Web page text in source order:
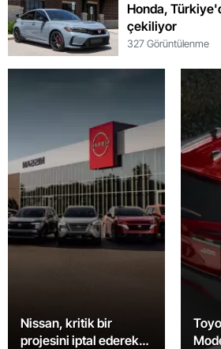
Honda,
çekiliyor
327 Görüntülenme
Nissan, kritik bir
projesini iptal ederek